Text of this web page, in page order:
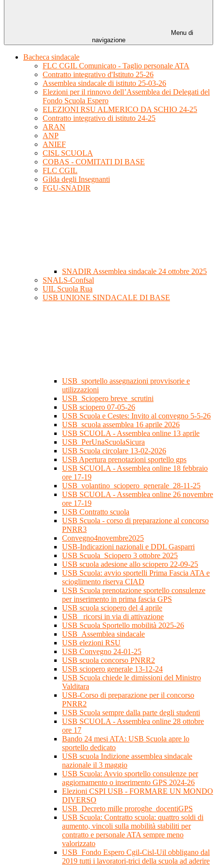
Menu di
navigazione
Bacheca sindacale
FLC CGIL Comunicato - Taglio personale ATA
Contratto integrativo d'Istituto 25-26
Assemblea sindacale di istituto 25-03-26
Elezioni per il rinnovo dell’Assemblea dei Delegati del
Fondo Scuola Espero
ELEZIONI RSU ALMERICO DA SCHIO 24-25
Contratto integrativo di istituto 24-25
ARAN
ANP
ANIEF
CISL SCUOLA
COBAS - COMITATI DI BASE
FLC CGIL
Gilda degli Insegnanti
FGU-SNADIR
SNADIR Assemblea sindacale 24 ottobre 2025
SNALS-Confsal
UIL Scuola Rua
USB UNIONE SINDACALE DI BASE
USB_sportello assegnazioni provvisorie e
utilizzazioni
USB_Sciopero breve_scrutini
USB sciopero 07-05-26
USB Scuola e Cestes: Invito al convegno 5-5-26
USB_scuola assemblea 16 aprile 2026
USB SCUOLA - Assemblea online 13 aprile
USB_PerUnaScuolaSicura
USB Scuola circolare 13-02-2026
USB Apertura prenotazioni sportello gps
USB SCUOLA - Assemblea online 18 febbraio
ore 17-19
USB_volantino_sciopero_generale_28-11-25
USB SCUOLA - Assemblea online 26 novembre
ore 17-19
USB Contratto scuola
USB Scuola - corso di preparazione al concorso
PNRR3
Convegno4novembre2025
USB-Indicazioni nazionali e DDL Gasparri
USB Scuola_Sciopero 3 ottobre 2025
USB scuola adesione allo sciopero 22-09-25
USB Scuola: avvio sportelli Prima Fascia ATA e
scioglimento riserva CIAD
USB Scuola prenotazione sportello consulenze
per inserimento in prima fascia GPS
USB scuola sciopero del 4 aprile
USB_ ricorsi in via di attivazione
USB Scuola Sportello mobilità 2025-26
USB_Assemblea sindacale
USB elezioni RSU
USB Convegno 24-01-25
USB scuola concorso PNRR2
USB sciopero generale 13-12-24
USB Scuola chiede le dimissioni del Ministro
Valditara
USB-Corso di preparazione per il concorso
PNRR2
USB Scuola sempre dalla parte degli studenti
USB SCUOLA - Assemblea online 28 ottobre
ore 17
Bando 24 mesi ATA: USB Scuola apre lo
sportello dedicato
USB scuola Indizione assemblea sindacale
nazionale il 3 maggio
USB Scuola: Avvio sportello consulenze per
aggiornamento o inserimento GPS 2024-26
Elezioni CSPI USB - FORMARE UN MONDO
DIVERSO
USB_Decreto mille proroghe_docentiGPS
USB Scuola: Contratto scuola: quattro soldi di
aumento, vincoli sulla mobilità stabiliti per
contratto e personale ATA sempre meno
valorizzato
USB_Fondo Espero Cgil-Cisl-Uil obbligano dal
2019 tutti i lavoratori-trici della scuola ad aderire